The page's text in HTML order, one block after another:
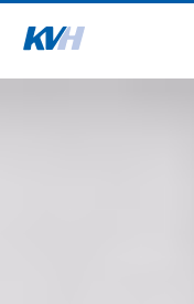
Zur Startseite